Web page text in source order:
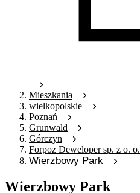
Mieszkania
wielkopolskie
Poznań
Grunwald
Górczyn
Forpoz Deweloper sp. z o. o.
Wierzbowy Park
Wierzbowy Park